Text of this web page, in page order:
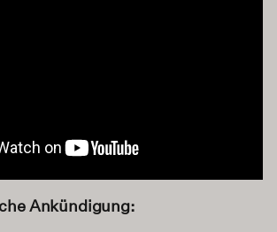
Ankündigung: